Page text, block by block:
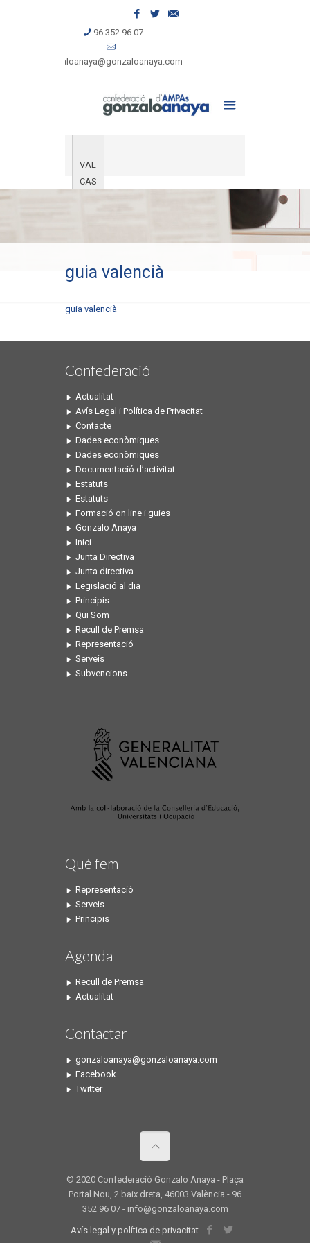
96 352 96 07
gonzaloanaya@gonzaloanaya.com
VAL
CAS
guia valencià
guia valencià
Confederació
Actualitat
Avís Legal i Política de Privacitat
Contacte
Dades econòmiques
Dades econòmiques
Documentació d’activitat
Estatuts
Estatuts
Formació on line i guies
Gonzalo Anaya
Inici
Junta Directiva
Junta directiva
Legislació al dia
Principis
Qui Som
Recull de Premsa
Representació
Serveis
Subvencions
Qué fem
Representació
Serveis
Principis
Agenda
Recull de Premsa
Actualitat
Contactar
gonzaloanaya@gonzaloanaya.com
Facebook
Twitter
© 2020 Confederació Gonzalo Anaya - Plaça
Portal Nou, 2 baix dreta, 46003 València - 96
352 96 07 - info@gonzaloanaya.com
Avís legal y política de privacitat